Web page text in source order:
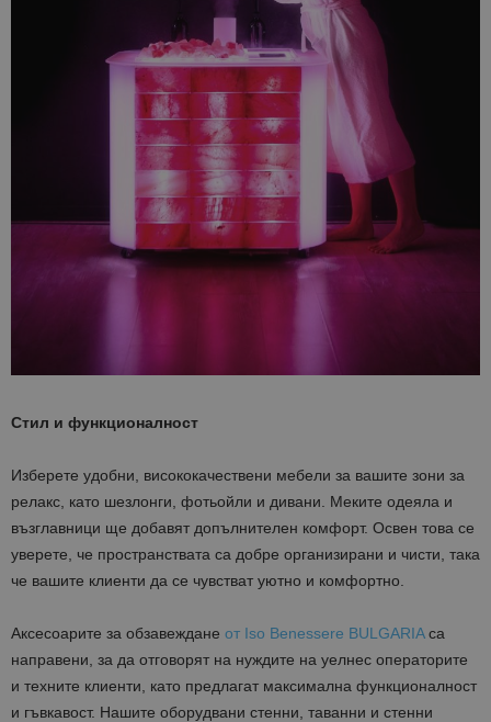
Стил и функционалност
Изберете удобни, висококачествени мебели за вашите зони за
релакс, като шезлонги, фотьойли и дивани. Меките одеяла и
възглавници ще добавят допълнителен комфорт. Освен това се
уверете, че пространствата са добре организирани и чисти, така
че вашите клиенти да се чувстват уютно и комфортно.
Аксесоарите за обзавеждане от Iso Benessere BULGARIAса
направени, за да отговорят на нуждите на уелнес операторите
и техните клиенти, като предлагат максимална функционалност
и гъвкавост. Нашите оборудвани стенни, таванни и стенни